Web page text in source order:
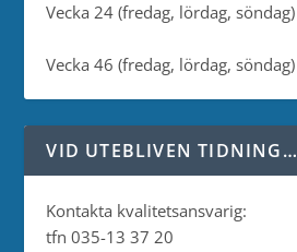
Vecka 24 (fredag, lördag, söndag)
Vecka 46 (fredag, lördag, söndag)
VID UTEBLIVEN TIDNING…
Kontakta kvalitetsansvarig:
tfn 035-13 37 20